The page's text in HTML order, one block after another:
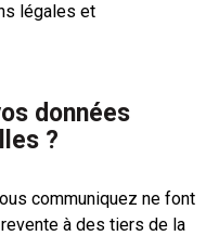
légales et
données
?
communiquez ne font
revente à des tiers de la